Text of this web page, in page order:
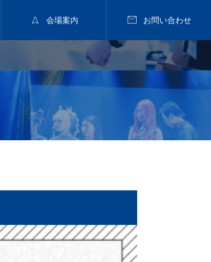
 会場案内  お問い合わせ
2026年9月28日
2026.9.28 mon／集客
戦略セミナー【広島】

nanuk佐野氏パーマセミナー
2026.07.29
